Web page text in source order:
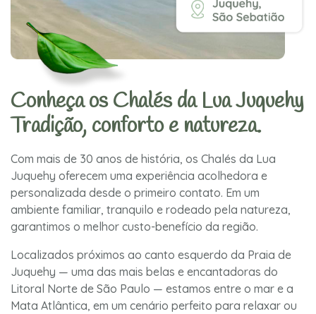
Conheça os Chalés da Lua Juquehy
Tradição, conforto e natureza.
Com mais de 30 anos de história, os Chalés da Lua
Juquehy oferecem uma experiência acolhedora e
personalizada desde o primeiro contato. Em um
ambiente familiar, tranquilo e rodeado pela natureza,
garantimos o melhor custo-benefício da região.
Localizados próximos ao canto esquerdo da Praia de
Juquehy — uma das mais belas e encantadoras do
Litoral Norte de São Paulo — estamos entre o mar e a
Mata Atlântica, em um cenário perfeito para relaxar ou